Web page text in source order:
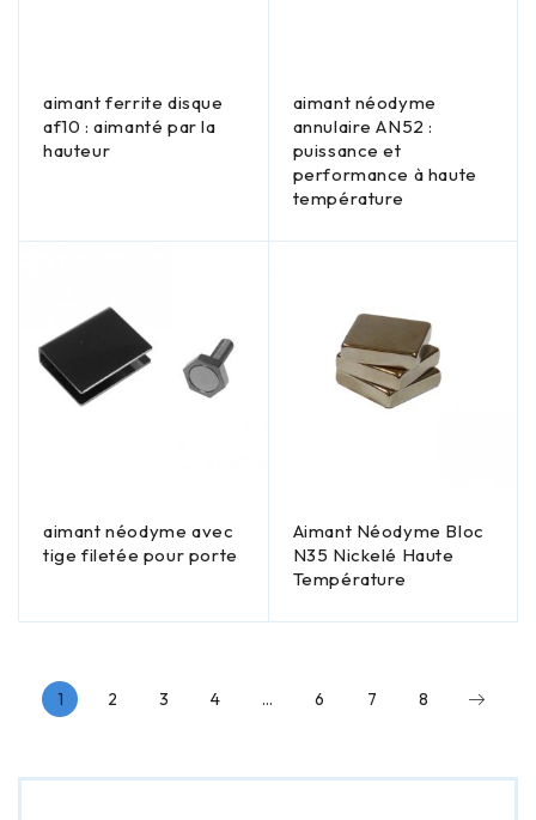
aimant ferrite disque
af10 : aimanté par la
hauteur
aimant néodyme
annulaire AN52 :
puissance et
performance à haute
température
aimant néodyme avec
tige filetée pour porte
Aimant Néodyme Bloc
N35 Nickelé Haute
Température
1 2 3 4 … 6 7 8